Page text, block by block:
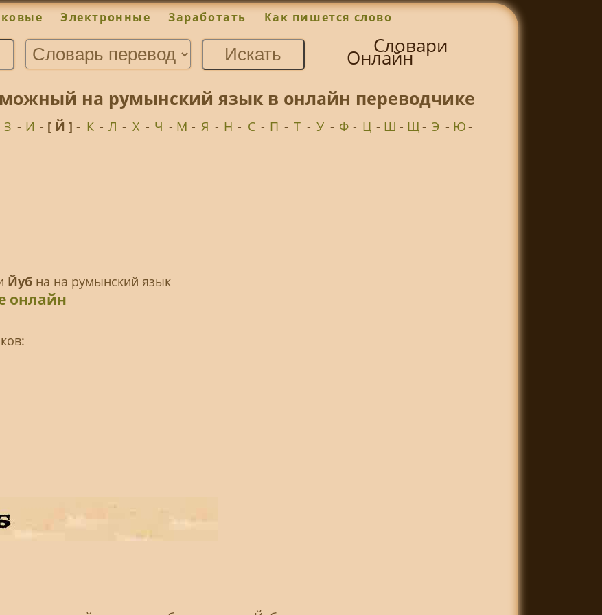
Электронные Заработать Как пишется слово
Словари
Онлайн
на румынский язык в онлайн переводчике
З - И - [ Й ]- К - Л - Х - Ч - М - Я - Н - С - П - Т - У - Ф - Ц - Ш - Щ- Э - Ю-
Йубна на румынский язык
онлайн